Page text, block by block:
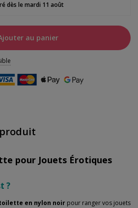
dès le mardi 11 août
au panier
pour Jouets Érotiques
?
en nylon noir pour ranger vos jouets